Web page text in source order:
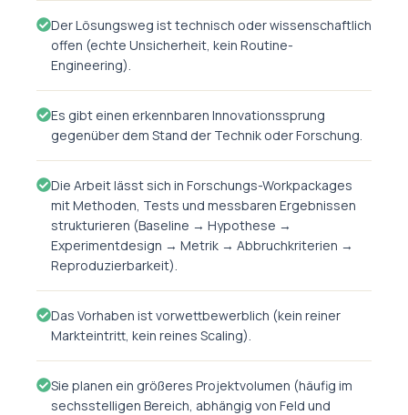
Der Lösungsweg ist technisch oder wissenschaftlich
offen (echte Unsicherheit, kein Routine-
Engineering).
Es gibt einen erkennbaren Innovationssprung
gegenüber dem Stand der Technik oder Forschung.
Die Arbeit lässt sich in Forschungs-Workpackages
mit Methoden, Tests und messbaren Ergebnissen
strukturieren (Baseline → Hypothese →
Experimentdesign → Metrik → Abbruchkriterien →
Reproduzierbarkeit).
Das Vorhaben ist vorwettbewerblich (kein reiner
Markteintritt, kein reines Scaling).
Sie planen ein größeres Projektvolumen (häufig im
sechsstelligen Bereich, abhängig von Feld und